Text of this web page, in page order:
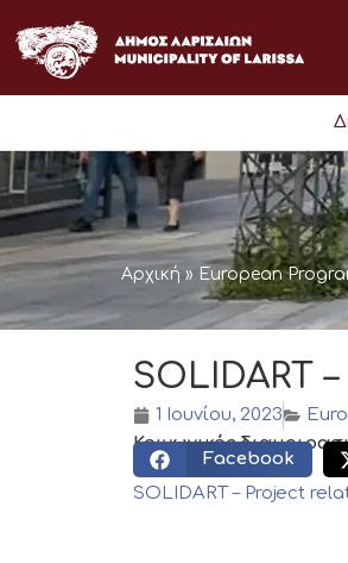
στο
περιεχόμενο
Αρχική » European
SOLIDART
1 Ιουνίου, 2023
Κοινωνικός
Facebook
SOLIDART – Project